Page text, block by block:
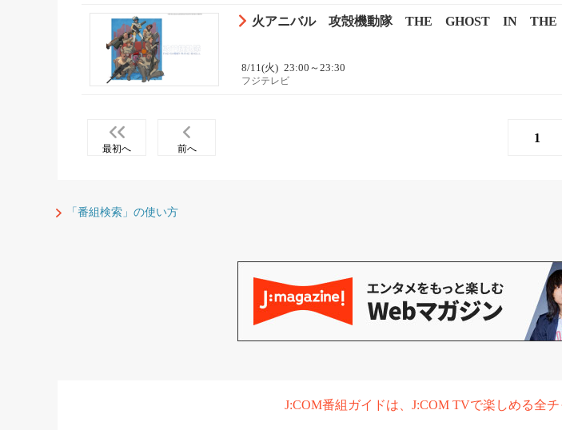
火アニバル 攻殻機動隊 THE GHOST IN
8/11(火) 23:00～23:30
フジテレビ
最初へ 前へ
1
「番組検索」の使い方
J:COM番組ガイドは、J:COM TVで楽しめる全